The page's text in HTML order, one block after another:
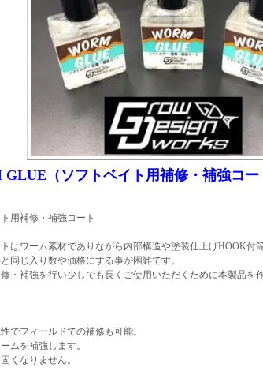
GLUE（ソフトベイト用補修・補強コー
用補修・補強コート
はワーム素材でありながら内部構造や塗装仕上げHOOK付
同じ入り数や価格にする事が困難です。
・補強を行い少しでも長くご使用いただくために本製品を
でフィールドでの補修も可能。
ムを補強します。
くなりません。